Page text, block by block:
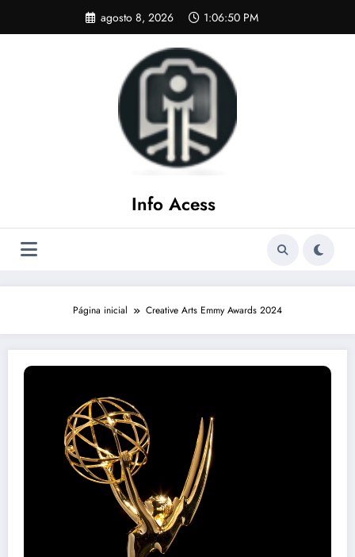
o
agosto 8, 2026 1:06:51 PM
Info Acess
Página inicial Creative Arts Emmy Awards 2024